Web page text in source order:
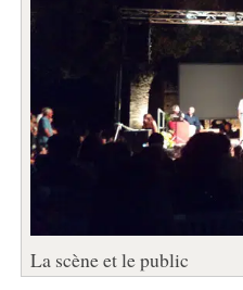
La scène et le public